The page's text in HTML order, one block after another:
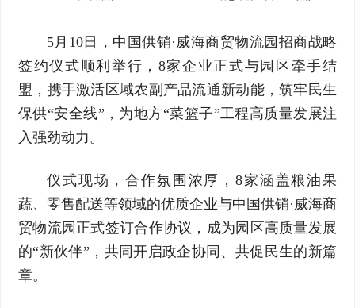
5月10日，中国供销·威海商贸物流园招商战略
签约仪式顺利举行，8家企业正式与园区牵手结
盟，携手激活区域农副产品流通新动能，筑牢民生
保供“安全线”，为地方“菜篮子”工程高质量发展注
入强劲动力。
仪式现场，合作氛围浓厚，8家涵盖粮油果
蔬、零售配送等领域的优质企业与中国供销·威海商
贸物流园正式签订合作协议，成为园区高质量发展
的“新伙伴”，共同开启政企协同、共促民生的新篇
章。